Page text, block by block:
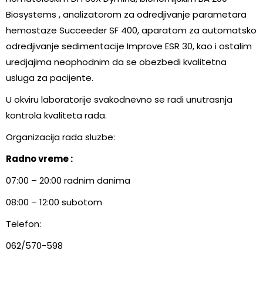
Biosystems , analizatorom za odredjivanje parametara
hemostaze Succeeder SF 400, aparatom za automatsko
odredjivanje sedimentacije Improve ESR 30, kao i ostalim
uredjajima neophodnim da se obezbedi kvalitetna
usluga za pacijente.
U okviru laboratorije svakodnevno se radi unutrasnja
kontrola kvaliteta rada.
Organizacija rada sluzbe:
Radno vreme :
07:00 – 20:00 radnim danima
08:00 – 12:00 subotom
Telefon:
062/570-598